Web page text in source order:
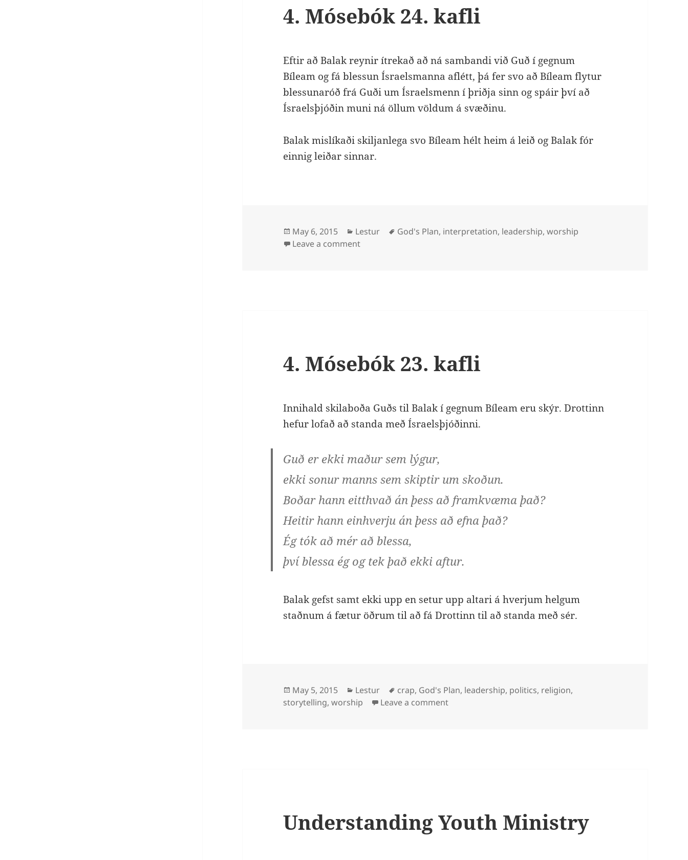
4. Mósebók 24. kafli
Eftir að Balak reynir ítrekað að ná sambandi við Guð í gegnum
Bíleam og fá blessun Ísraelsmanna aflétt, þá fer svo að Bíleam flytur
blessunaróð frá Guði um Ísraelsmenn í þriðja sinn og spáir því að
Ísraelsþjóðin muni ná öllum völdum á svæðinu.
Balak mislíkaði skiljanlega svo Bíleam hélt heim á leið og Balak fór
einnig leiðar sinnar.
Posted
on
May 6, 2015 Categories
Lestur Tags
God's Plan, interpretation, leadership,worship
Leave a commenton 4. Mósebók 24. kafli
4. Mósebók 23. kafli
Innihald skilaboða Guðs til Balak í gegnum Bíleam eru skýr. Drottinn
hefur lofað að standa með Ísraelsþjóðinni.
Guð er ekki maður sem lýgur,
ekki sonur manns sem skiptir um skoðun.
Boðar hann eitthvað án þess að framkvæma það?
Heitir hann einhverju án þess að efna það?
Ég tók að mér að blessa,
því blessa ég og tek það ekki aftur.
Balak gefst samt ekki upp en setur upp altari á hverjum helgum
staðnum á fætur öðrum til að fá Drottinn til að standa með sér.
Posted
on
May 5, 2015 Categories
Lestur Tags
crap, God's Plan, leadership, politics, religion,
storytelling,worship Leave a commenton 4. Mósebók 23. kafli
Understanding Youth Ministry